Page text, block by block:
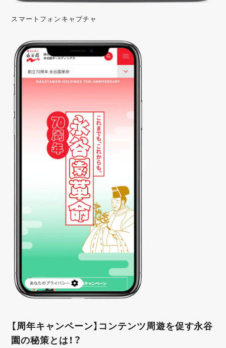
スマートフォンキャプチャ
【周年キャンペーン】コンテンツ周遊を促す永谷
園の秘策とは！？